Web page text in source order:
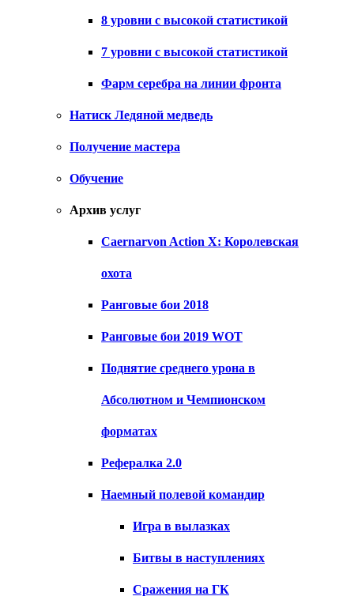
8 уровни с высокой статистикой
7 уровни с высокой статистикой
Фарм серебра на линии фронта
Натиск Ледяной медведь
Получение мастера
Обучение
Архив услуг
Caernarvon Action X: Королевская
охота
Ранговые бои 2018
Ранговые бои 2019 WOT
Поднятие среднего урона в
Абсолютном и Чемпионском
форматах
Рефералка 2.0
Наемный полевой командир
Игра в вылазках
Битвы в наступлениях
Сражения на ГК